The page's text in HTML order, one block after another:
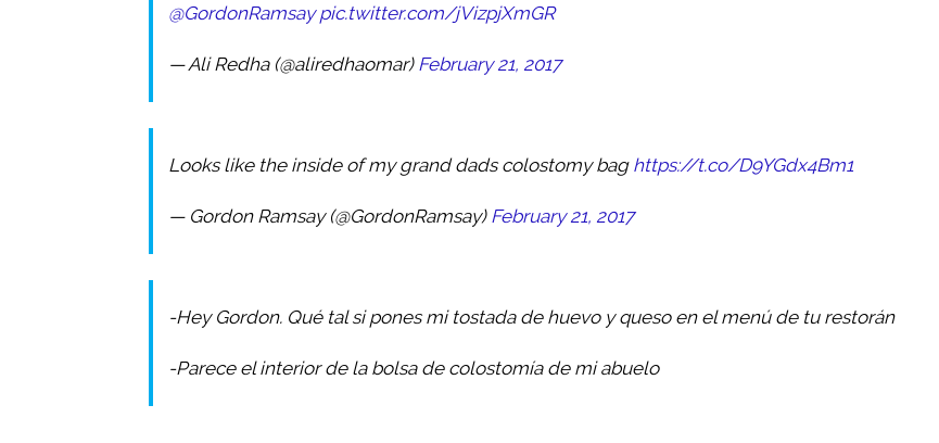
@GordonRamsay pic.twitter.com/jVizpjXmGR
— Ali Redha (@aliredhaomar) February 21, 2017
Looks like the inside of my grand dads colostomy bag https://t.co/D9YGdx4Bm1
— Gordon Ramsay (@GordonRamsay) February 21, 2017
-Hey Gordon. Qué tal si pones mi tostada de huevo y queso en el menú de tu restorán
-Parece el interior de la bolsa de colostomía de mi abuelo